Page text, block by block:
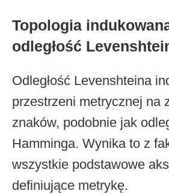
Topologia
odległość
Odległość Levenshteina
przestrzeni metrycznej na
znaków, podobnie jak
Hamminga. Wynika to z
wszystkie podstawowe
definiujące metrykę.